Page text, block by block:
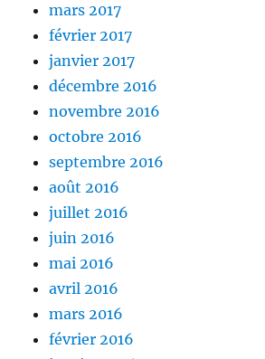
mars 2017
février 2017
janvier 2017
décembre 2016
novembre 2016
octobre 2016
septembre 2016
août 2016
juillet 2016
juin 2016
mai 2016
avril 2016
mars 2016
février 2016